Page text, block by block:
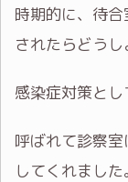
時期的に、待
されたらどう
感染症対策とし
呼ばれて診察
してくれました。